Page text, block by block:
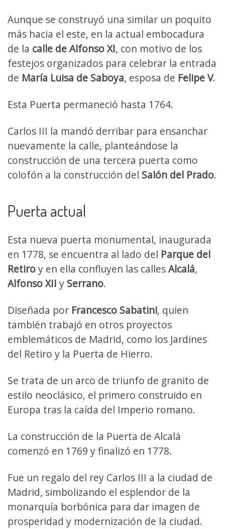
Aunque se construyó una similar un poquito
más hacia el este, en la actual embocadura
de la calle de Alfonso XI, con motivo de los
festejos organizados para celebrar la entrada
de María Luisa de Saboya, esposa de Felipe V.
Esta Puerta permaneció hasta 1764.
Carlos III la mandó derribar para ensanchar
nuevamente la calle, planteándose la
construcción de una tercera puerta como
colofón a la construcción del Salón del Prado.
Puerta actual
Esta nueva puerta monumental, inaugurada
en 1778, se encuentra al lado del Parque del
Retiroy en ella confluyen las callesAlcalá,
Alfonso XII y Serrano.
Diseñada por Francesco Sabatini, quien
también trabajó en otros proyectos
emblemáticos de Madrid, como los Jardines
del Retiro y la Puerta de Hierro.
Se trata de un arco de triunfo de granito de
estilo neoclásico, el primero construido en
Europa tras la caída del Imperio romano.
La construcción de la Puerta de Alcalá
comenzó en 1769 y finalizó en 1778.
Fue un regalo del rey Carlos III a la ciudad de
Madrid, simbolizando el esplendor de la
monarquía borbónica para dar imagen de
prosperidad y modernización de la ciudad.